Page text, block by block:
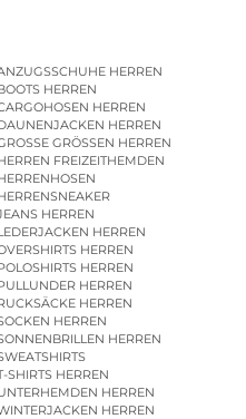
HERREN
HERREN
HERREN
HERREN
GRÖSSEN HERREN
FREIZEITHEMDEN
HERREN
HERREN
HERREN
HERREN
HERREN
HERREN
HERREN
HERREN
SHIRTS HERREN
HERREN
HERREN